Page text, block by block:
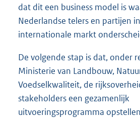
dat dit een business model is
Nederlandse telers en partijen
internationale markt
De volgende stap is dat, onder
Ministerie van Landbouw,
Voedselkwaliteit, de
stakeholders een gezamenlijk
uitvoeringsprogramma